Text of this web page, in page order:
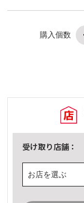
購入個数
受け取り店舗：
お店を選ぶ